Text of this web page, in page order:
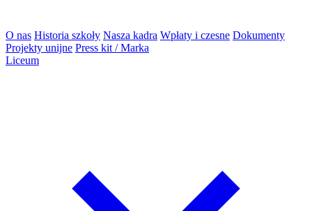
O nas Historia szkoły Nasza kadra Wpłaty i czesne Dokumenty
Projekty unijne Press kit / Marka
Liceum